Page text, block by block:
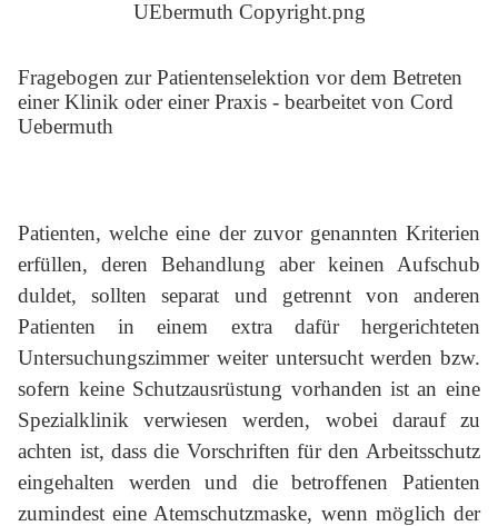
Fragebogen zur Patientenselektion vor dem Betreten
einer Klinik oder einer Praxis - bearbeitet von Cord
Uebermuth
Patienten, welche eine der zuvor genannten Kriterien
erfüllen, deren Behandlung aber keinen Aufschub
duldet, sollten separat und getrennt von anderen
Patienten in einem extra dafür hergerichteten
Untersuchungszimmer weiter untersucht werden bzw.
sofern keine Schutzausrüstung vorhanden ist an eine
Spezialklinik verwiesen werden, wobei darauf zu
achten ist, dass die Vorschriften für den Arbeitsschutz
eingehalten werden und die betroffenen Patienten
zumindest eine Atemschutzmaske, wenn möglich der